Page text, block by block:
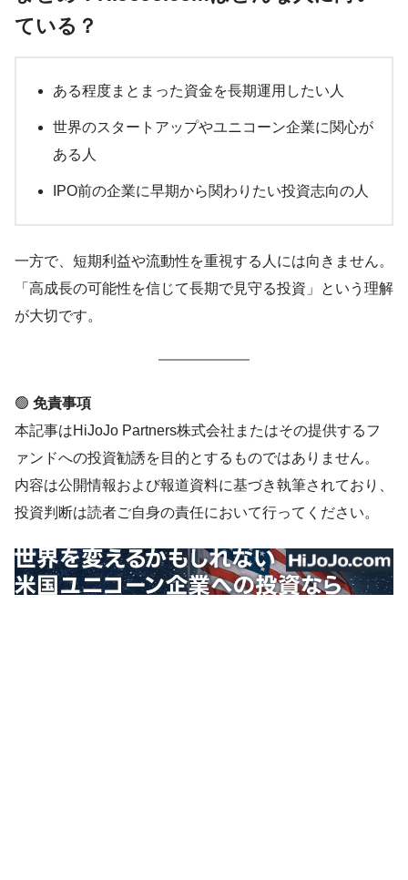
ている？
ある程度まとまった資金を長期運用したい人
世界のスタートアップやユニコーン企業に関心が
ある人
IPO前の企業に早期から関わりたい投資志向の人
一方で、短期利益や流動性を重視する人には向きません。
「高成長の可能性を信じて長期で見守る投資」という理解
が大切です。
🟢 免責事項
本記事はHiJoJo Partners株式会社またはその提供するフ
ァンドへの投資勧誘を目的とするものではありません。
内容は公開情報および報道資料に基づき執筆されており、
投資判断は読者ご自身の責任において行ってください。